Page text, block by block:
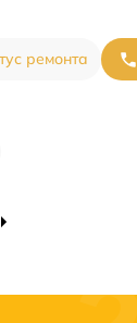
ремонта